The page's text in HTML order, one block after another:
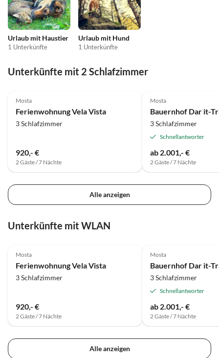
Urlaub mit Haustier
1 Unterkünfte
Urlaub mit Hund
1 Unterkünfte
Unterkünfte mit 2 Schlafzimmer
Mosta
Ferienwohnung Vela Vista
3 Schlafzimmer
920,- €
2 Gäste / 7 Nächte
Mosta
Bauernhof Dar it-
3 Schlafzimmer
Schnellantworter
ab 2.001,- €
2 Gäste / 7 Nächte
Alle anzeigen
Unterkünfte mit WLAN
Mosta
Ferienwohnung Vela Vista
3 Schlafzimmer
920,- €
2 Gäste / 7 Nächte
Mosta
Bauernhof Dar it-
3 Schlafzimmer
Schnellantworter
ab 2.001,- €
2 Gäste / 7 Nächte
Alle anzeigen